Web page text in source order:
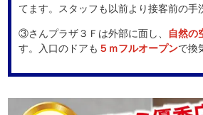
てます。スタッフも以前より接客前の手
③さんプラザ３Ｆは外部に面し、 自然の
す。入口のドアも ５ｍフルオープンで換